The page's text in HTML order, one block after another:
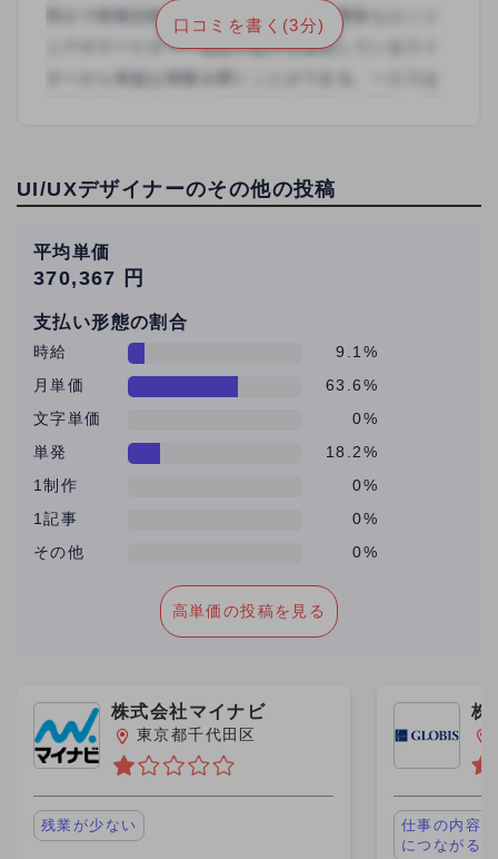
口コミを書く(3分)
UI/UXデザイナーのその他の投稿
平均単価
370,367 円
支払い形態の割合
時給
9.1%
月単価
63.6%
文字単価
0%
単発
18.2%
1制作
0%
1記事
0%
その他
0%
高単価の投稿を見る
株式会社マイナビ
東京都千代田区
残業が少ない
株
仕事の内容
につながる